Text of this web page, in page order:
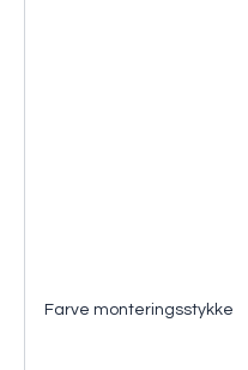
Farve monteringsstykke